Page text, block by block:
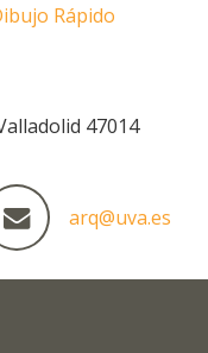
Rápido
47014
arq@uva.es